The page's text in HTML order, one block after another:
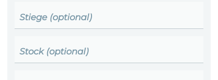
Stiege (optional)
Stock (optional)